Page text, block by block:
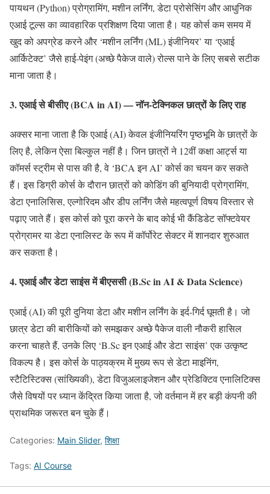
पायथन (Python) प्रोग्रामिंग, मशीन लर्निंग, डेटा प्रोसेसिंग और आधुनिक
एआई टूल्स का व्यावहारिक प्रशिक्षण दिया जाता है। यह कोर्स कम समय में
खुद को अपग्रेड करने और ‘मशीन लर्निंग (ML) इंजीनियर’ या ‘एआई
आर्किटेक्ट’ जैसे हाई-पेइंग (अच्छे पैकेज वाले) रोल्स पाने के लिए सबसे सटीक
माना जाता है।
3. एआई से बीसीए (BCA in AI) — नॉन-टेक्निकल छात्रों के लिए राह
अक्सर माना जाता है कि एआई (AI) केवल इंजीनियरिंग पृष्ठभूमि के छात्रों के
लिए है, लेकिन ऐसा बिल्कुल नहीं है। जिन छात्रों ने 12वीं कक्षा आर्ट्स या
कॉमर्स स्ट्रीम से पास की है, वे ‘BCA इन AI’ कोर्स का चयन कर सकते
हैं। इस डिग्री कोर्स के दौरान छात्रों को कोडिंग की बुनियादी प्रोग्रामिंग,
डेटा एनालिसिस, एल्गोरिदम और डीप लर्निंग जैसे महत्वपूर्ण विषय विस्तार से
पढ़ाए जाते हैं। इस कोर्स को पूरा करने के बाद कोई भी कैंडिडेट सॉफ्टवेयर
प्रोग्रामर या डेटा एनालिस्ट के रूप में कॉर्पोरेट सेक्टर में शानदार शुरुआत
कर सकता है।
4. एआई और डेटा साइंस में बीएससी (B.Sc in AI & Data Science)
एआई (AI) की पूरी दुनिया डेटा और मशीन लर्निंग के इर्द-गिर्द घूमती है। जो
छात्र डेटा की बारीकियों को समझकर अच्छे पैकेज वाली नौकरी हासिल
करना चाहते हैं, उनके लिए ‘B.Sc इन एआई और डेटा साइंस’ एक उत्कृष्ट
विकल्प है। इस कोर्स के पाठ्यक्रम में मुख्य रूप से डेटा माइनिंग,
स्टैटिस्टिक्स (सांख्यिकी), डेटा विजुअलाइजेशन और प्रेडिक्टिव एनालिटिक्स
जैसे विषयों पर ध्यान केंद्रित किया जाता है, जो वर्तमान में हर बड़ी कंपनी की
प्राथमिक जरूरत बन चुके हैं।
Categories: Main Slider, शिक्षा
Tags: AI Course